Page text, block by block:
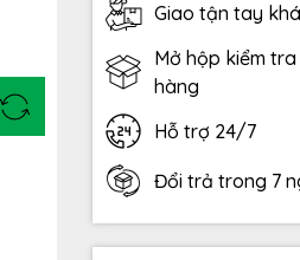
Giao tận tay
Mở hộp kiểm tra
hàng
Hỗ trợ 24/7
Đổi trả trong 7